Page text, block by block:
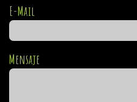
E-Mail
Mensaje